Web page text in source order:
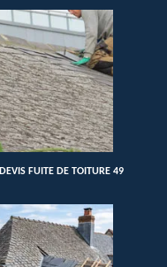
DEVIS FUITE DE TOITURE 49